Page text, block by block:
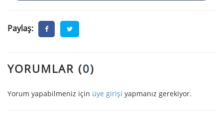
Paylaş:
YORUMLAR (0)
Yorum yapabilmeniz için üye girişi yapmanız gerekiyor.